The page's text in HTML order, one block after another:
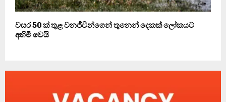
වසර 50 ක් තුළ වනජීවීන්ගෙන් තුනෙන් දෙකක් ලෝකයට
අහිමි වෙයි